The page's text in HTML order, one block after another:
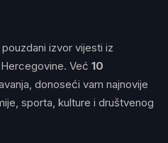
pouzdani izvor vijesti iz
Već 10
donoseći vam najnovije
sporta, kulture i društvenog